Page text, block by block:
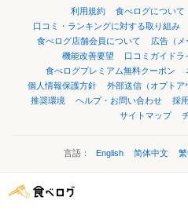
利用規約 食べログについて
口コミ・ランキングに対する取り組み
食べログ店舗会員について
広告（
機能改善要望
口コミガイドラ
食べログプレミアム無料クーポン
個人情報保護方針
外部送信（オプトア
推奨環境
ヘルプ・お問い合わせ 採
サイトマップ
言語： English 简体中文